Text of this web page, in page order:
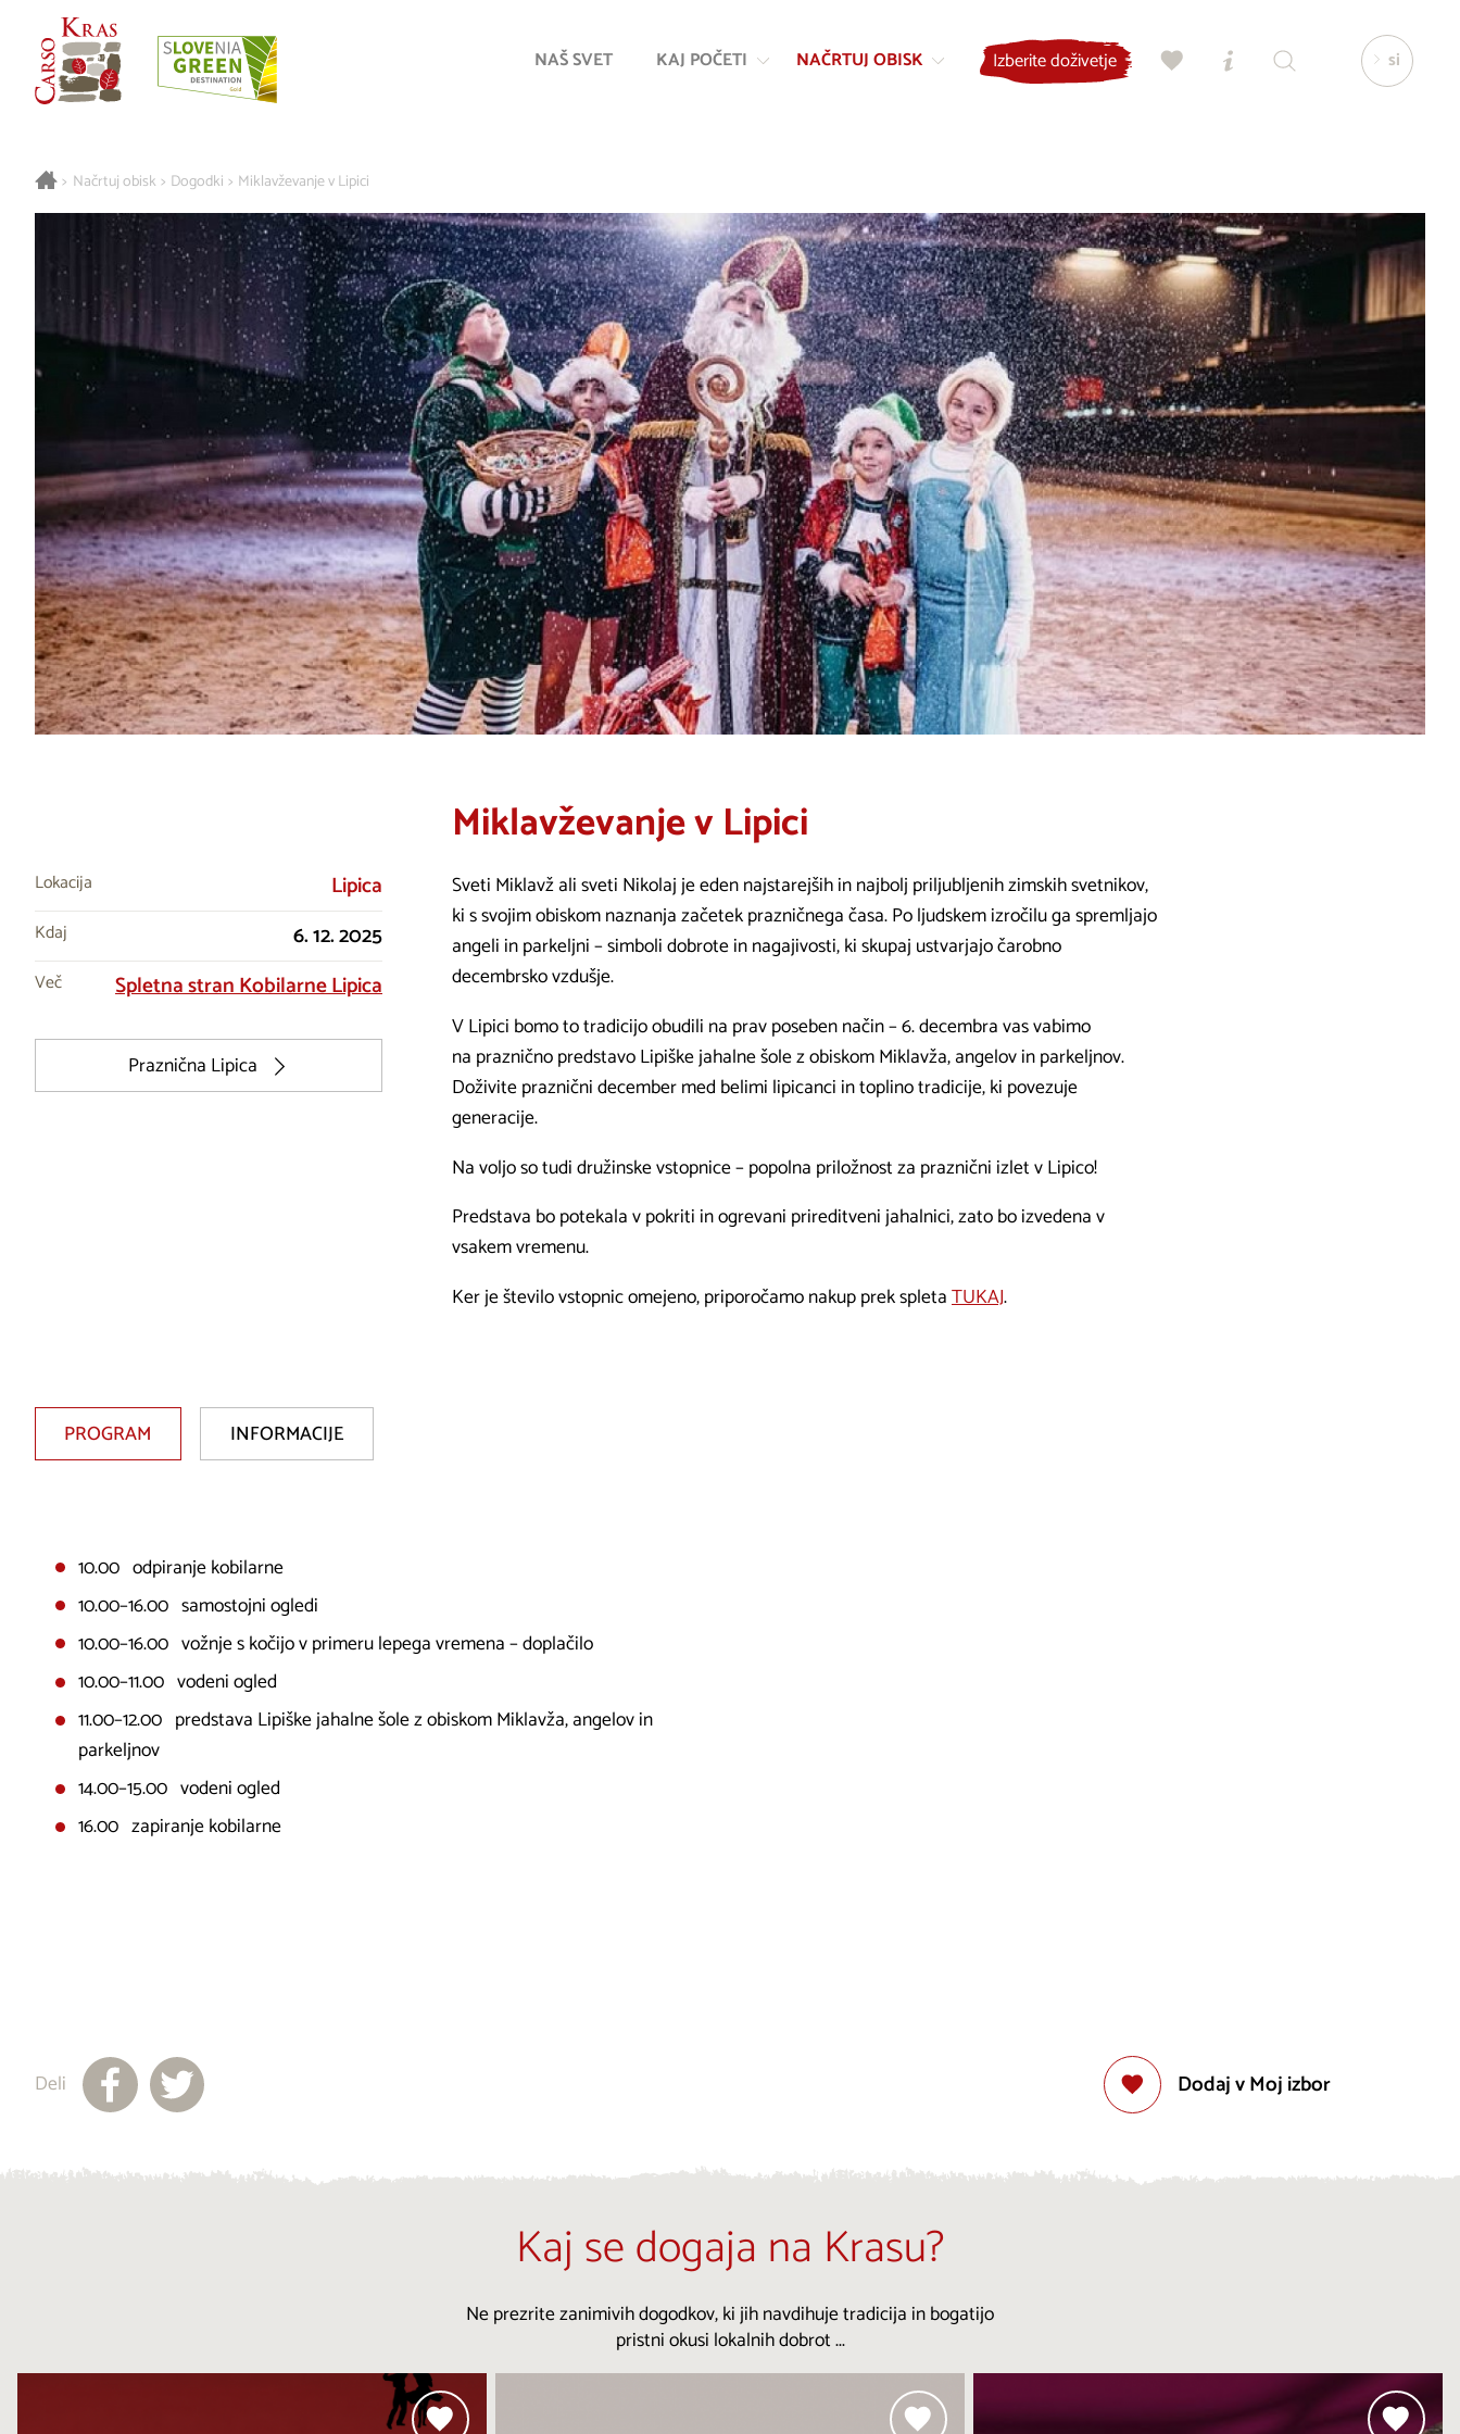
vsebino
NAŠ SVET KAJ POČETI NAČRTUJ OBISK Izberite doživetje si
> Načrtuj obisk > Dogodki > Miklavževanje v Lipici
Miklavževanje v Lipici
Lokacija Lipica
Kdaj 6. 12. 2025
Več Spletna stran Kobilarne Lipica
Praznična Lipica
Sveti Miklavž ali sveti Nikolaj je eden najstarejših in najbolj priljubljenih zimskih svetnikov,
ki s svojim obiskom naznanja začetek prazničnega časa. Po ljudskem izročilu ga spremljajo
angeli in parkeljni – simboli dobrote in nagajivosti, ki skupaj ustvarjajo čarobno
decembrsko vzdušje.
V Lipici bomo to tradicijo obudili na prav poseben način – 6. decembra vas vabimo
na praznično predstavo Lipiške jahalne šole z obiskom Miklavža, angelov in parkeljnov.
Doživite praznični december med belimi lipicanci in toplino tradicije, ki povezuje
generacije.
Na voljo so tudi družinske vstopnice – popolna priložnost za praznični izlet v Lipico!
Predstava bo potekala v pokriti in ogrevani prireditveni jahalnici, zato bo izvedena v
vsakem vremenu.
Ker je število vstopnic omejeno, priporočamo nakup prek spletaTUKAJ.
PROGRAM INFORMACIJE
10.00 odpiranje kobilarne
10.00–16.00 samostojni ogledi
10.00–16.00 vožnje s kočijo v primeru lepega vremena – doplačilo
10.00–11.00 vodeni ogled
11.00–12.00 predstava Lipiške jahalne šole z obiskom Miklavža, angelov in
parkeljnov
14.00–15.00 vodeni ogled
16.00 zapiranje kobilarne
Dodaj v Moj izbor
Deli
Kaj se dogaja na Krasu?
Ne prezrite zanimivih dogodkov, ki jih navdihuje tradicija in bogatijo
pristni okusi lokalnih dobrot ...